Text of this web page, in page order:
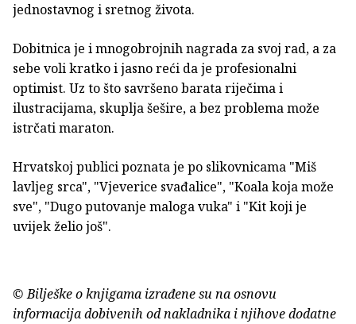
jednostavnog i sretnog života.
Dobitnica je i mnogobrojnih nagrada za svoj rad, a za
sebe voli kratko i jasno reći da je profesionalni
optimist. Uz to što savršeno barata riječima i
ilustracijama, skuplja šešire, a bez problema može
istrčati maraton.
Hrvatskoj publici poznata je po slikovnicama "Miš
lavljeg srca", "Vjeverice svađalice", "Koala koja može
sve", "Dugo putovanje maloga vuka" i "Kit koji je
uvijek želio još".
© Bilješke o knjigama izrađene su na osnovu
informacija dobivenih od nakladnika i njihove dodatne